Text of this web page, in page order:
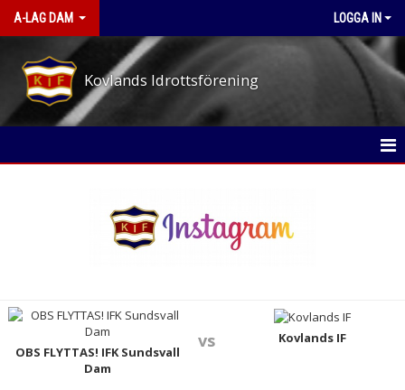
A-LAG DAM LOGGA IN
Kovlands Idrottsförening
OBS FLYTTAS! IFK Sundsvall
Dam
vs Kovlands IF